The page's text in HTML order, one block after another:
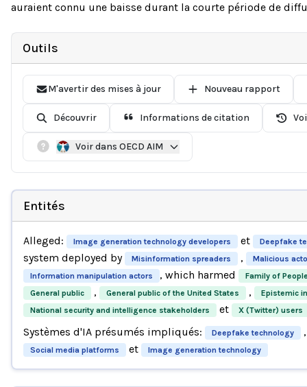
auraient connu une baisse durant la courte période de
Outils
M'avertir des mises à jour Nouveau rapport
Découvrir Informations de citation
Voir dans OECD AIM
Entités
Alleged: Image generation technology developers et Deepfake
system deployed by Misinformation spreaders ,
Malicious
Information manipulation actors
, which harmed
Family of
General public
, General public of the United States ,
Epistemic
National security and intelligence stakeholders
et X (Twitter) users
Systèmes d'IA présumés impliqués: Deepfake technology ,
Social media platforms et Image generation technology